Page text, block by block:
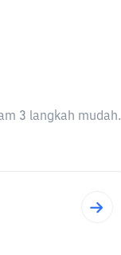
3 langkah mudah.